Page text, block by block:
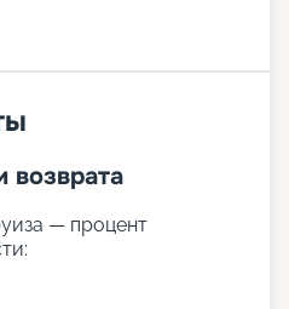
возврата
— процент